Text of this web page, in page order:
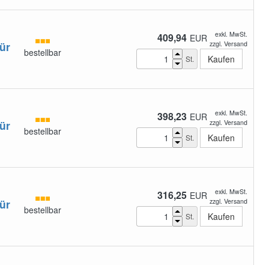
bestellbar
409,94 EUR
exkl. MwSt.
zzgl. Versand
St.
bestellbar
398,23 EUR
exkl. MwSt.
zzgl. Versand
St.
bestellbar
316,25 EUR
exkl. MwSt.
zzgl. Versand
St.